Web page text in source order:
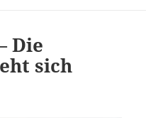
Die
sich